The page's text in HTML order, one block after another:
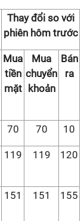
Thay đổi so với
phiên hôm trước
Mua
tiền
mặt
Mua
chuyển
khoản
Bán
ra
70 70 10
119 119 120
151 151 155